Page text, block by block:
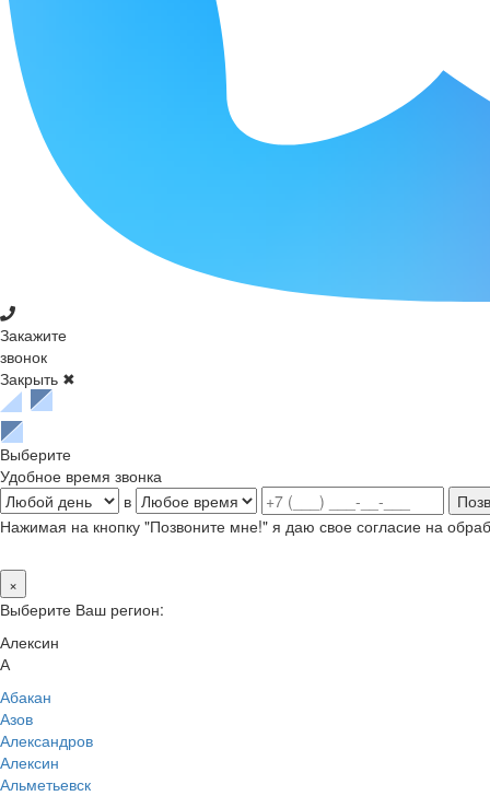
Закажите
звонок
Закрыть ✖
Выберите
Удобное время звонка
в
Нажимая на кнопку "Позвоните мне!" я даю свое согласие на
×
Выберите Ваш регион:
Алексин
А
Абакан
Азов
Александров
Алексин
Альметьевск